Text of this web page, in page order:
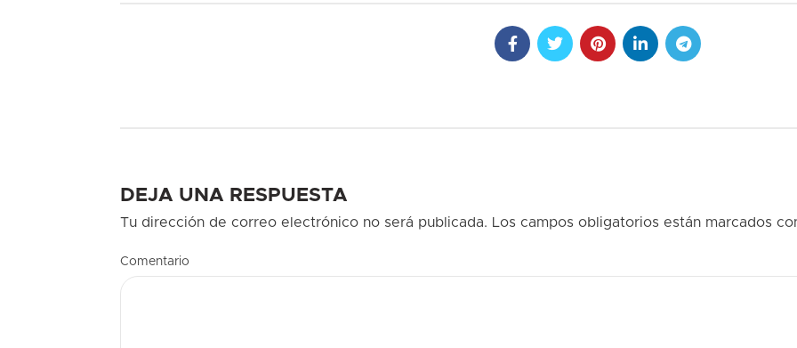
DEJA UNA RESPUESTA
Tu dirección de correo electrónico no será publicada. Los campos obligatorios están marcados
Comentario